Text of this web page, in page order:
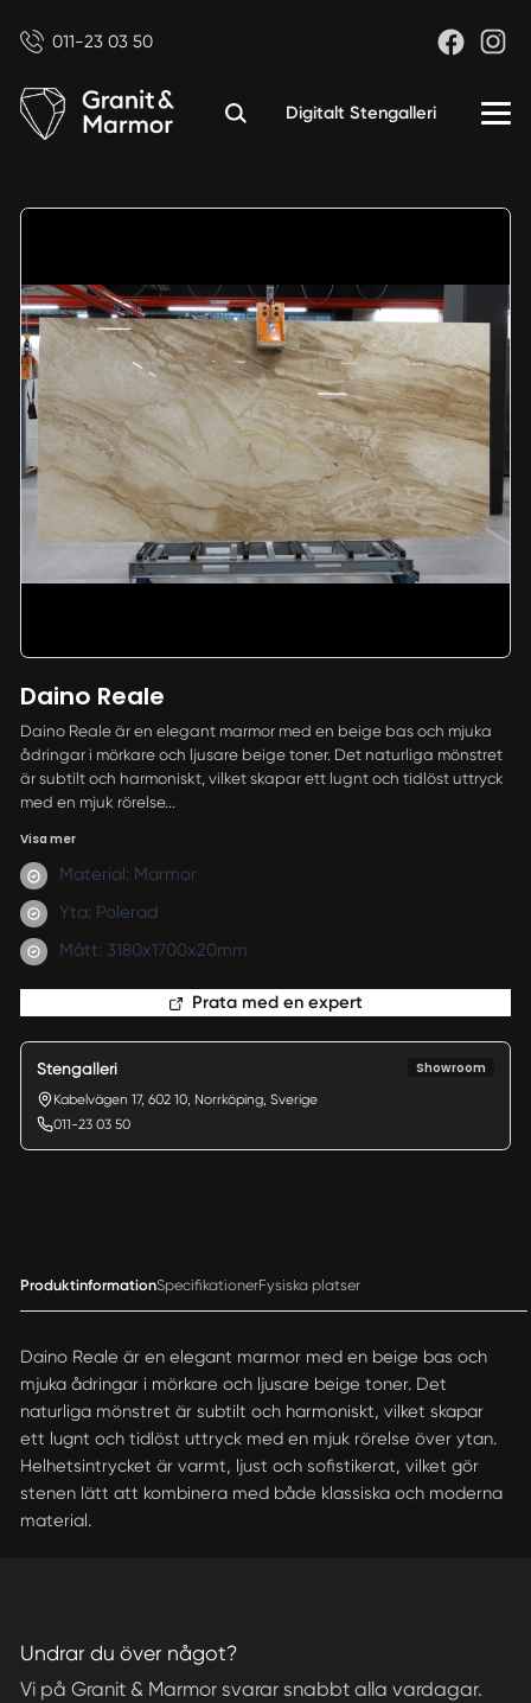
011-23 03 50
Digitalt Stengalleri
Daino Reale
Daino Reale är en elegant marmor med en beige bas och mjuka
ådringar i mörkare och ljusare beige toner. Det naturliga mönstret
är subtilt och harmoniskt, vilket skapar ett lugnt och tidlöst uttryck
med en mjuk rörelse...
Visa mer
Material: Marmor
Yta: Polerad
Mått: 3180x1700x20mm
Prata med en expert
Stengalleri Showroom
Kabelvägen 17, 602 10, Norrköping, Sverige
011-23 03 50
ProduktinformationSpecifikationerFysiska platser
Daino Reale är en elegant marmor med en beige bas och
mjuka ådringar i mörkare och ljusare beige toner. Det
naturliga mönstret är subtilt och harmoniskt, vilket skapar
ett lugnt och tidlöst uttryck med en mjuk rörelse över ytan.
Helhetsintrycket är varmt, ljust och sofistikerat, vilket gör
stenen lätt att kombinera med både klassiska och moderna
material.
Undrar du över något?
Vi på Granit & Marmor svarar snabbt alla vardagar.